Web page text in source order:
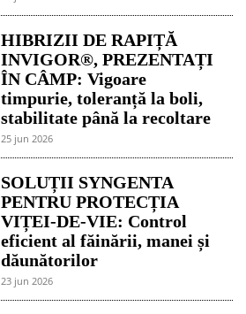
HIBRIZII DE RAPIȚĂ
INVIGOR®, PREZENTAȚI
ÎN CÂMP: Vigoare
timpurie, toleranță la boli,
stabilitate până la recoltare
25 jun 2026
SOLUȚII SYNGENTA
PENTRU PROTECȚIA
VIȚEI-DE-VIE: Control
eficient al făinării, manei și
dăunătorilor
23 jun 2026